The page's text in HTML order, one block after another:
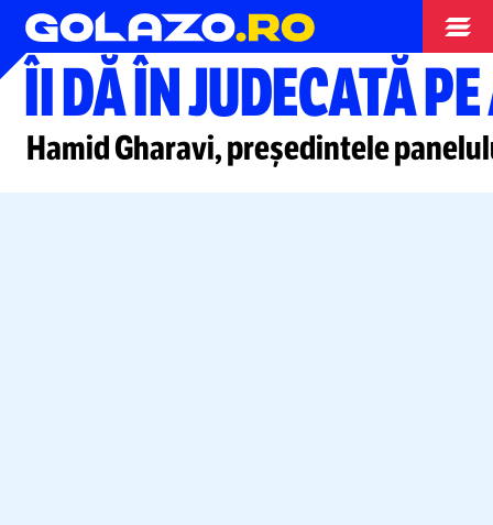
Gimnastica
ÎI DĂ ÎN JUDECATĂ
Hamid Gharavi, președintele